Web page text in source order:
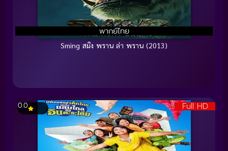
พากย์ไทย
Sming สมิง พราน ล่า พราน (2013)
Full HD
0.0